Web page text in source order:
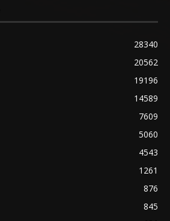
28340
20562
19196
14589
7609
5060
4543
1261
876
845